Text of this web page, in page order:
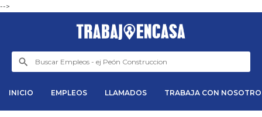
-->
INICIO EMPLEOS LLAMADOS TRABAJA CON